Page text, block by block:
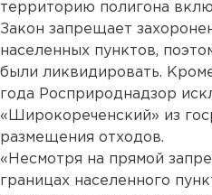
территорию полигона
Закон запрещает
населенных пунктов,
были ликвидировать.
года Росприроднадзор
«Широкореченский» из
размещения отходов.
«Несмотря на прямой
границах населенного